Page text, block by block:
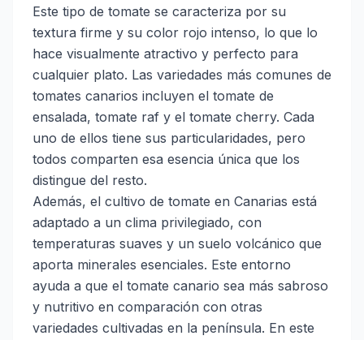
Este tipo de tomate se caracteriza por su
textura firme y su color rojo intenso, lo que lo
hace visualmente atractivo y perfecto para
cualquier plato. Las variedades más comunes de
tomates canarios incluyen el tomate de
ensalada, tomate raf y el tomate cherry. Cada
uno de ellos tiene sus particularidades, pero
todos comparten esa esencia única que los
distingue del resto.
Además, el cultivo de tomate en Canarias está
adaptado a un clima privilegiado, con
temperaturas suaves y un suelo volcánico que
aporta minerales esenciales. Este entorno
ayuda a que el tomate canario sea más sabroso
y nutritivo en comparación con otras
variedades cultivadas en la península. En este